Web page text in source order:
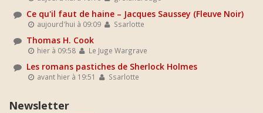
Ce qu'il faut de haine – Jacques Saussey (Fleuve Noir)
aujourd'hui à 09:09 Ssarlotte
Thomas H. Cook
hier à 09:58 Le Juge Wargrave
Les romans pastiches de Sherlock Holmes
avant hier à 19:51 Ssarlotte
Newsletter